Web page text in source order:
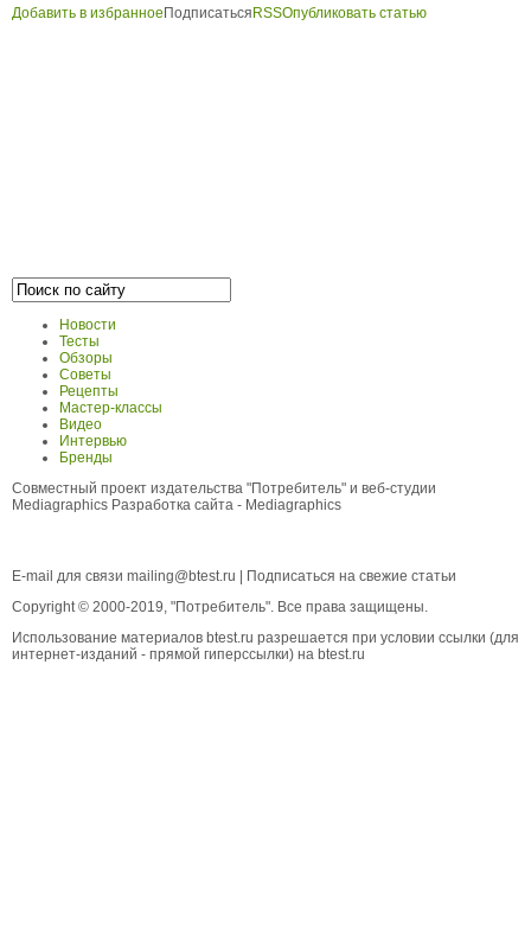
Добавить в избранное Подписаться RSSОпубликовать статью
Новости
Тесты
Обзоры
Советы
Рецепты
Мастер-классы
Видео
Интервью
Бренды
Совместный проект издательства "Потребитель" и веб-студии
Mediagraphics Разработка сайта - Mediagraphics
E-mail для связи mailing@btest.ru
Подписаться на свежие статьи
Copyright © 2000-2019, "Потребитель". Все права защищены.
Использование материалов btest.ru разрешается при условии ссылки (для
интернет-изданий - прямой гиперссылки) на btest.ru